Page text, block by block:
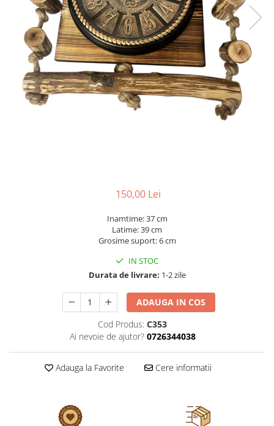
150,00 Lei
Inamtime: 37 cm
Latime: 39 cm
Grosime suport: 6 cm
IN STOC
Durata de livrare: 1-2 zile
ADAUGA IN COS
Cod Produs: C353
Ai nevoie de ajutor? 0726344038
Adauga la Favorite Cere informatii